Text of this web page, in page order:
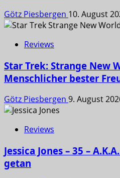
Götz Piesbergen 10. August
Reviews
Star Trek: Strange New
Menschlicher bester
Götz Piesbergen 9. August
Reviews
Jessica Jones – 35 –
getan